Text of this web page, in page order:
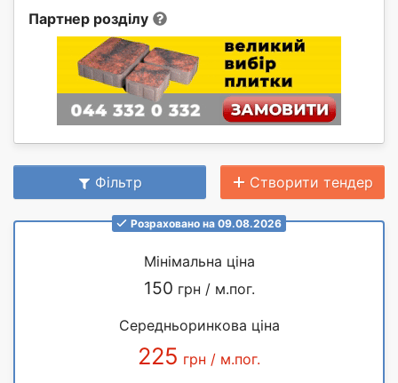
Партнер розділу
Фільтр Створити тендер
Розраховано на 09.08.2026
Мінімальна ціна
150 грн / м.пог.
Середньоринкова ціна
225 грн / м.пог.